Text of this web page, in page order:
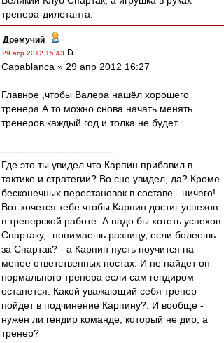
тренера-дилетанта.
Дремучий -
29 апр 2012 15:43
Сapablanca » 29 апр 2012 16:27
Главное ,чтобы Валера нашёл хорошего
тренера.А то можно снова начать менять
тренеров каждый год и толка не будет.
--------------------------------
Где это ты увидел что Карпин прибавил в
тактике и стратегии? Во сне увидел, да? Кроме
бесконечных перестановок в составе - ничего!
Вот хочется тебе чтобы Карпин достиг успехов
в тренерской работе. А надо бы хотеть успехов
Спартаку,- понимаешь разницу, если болеешь
за Спартак? - а Карпин пусть поучится на
менее ответственных постах. И не найдет он
нормального тренера если сам гендиром
останется. Какой уважающий себя тренер
пойдет в подчинение Карпину?. И вообще -
нужен ли гендир команде, который не дир, а
тренер?